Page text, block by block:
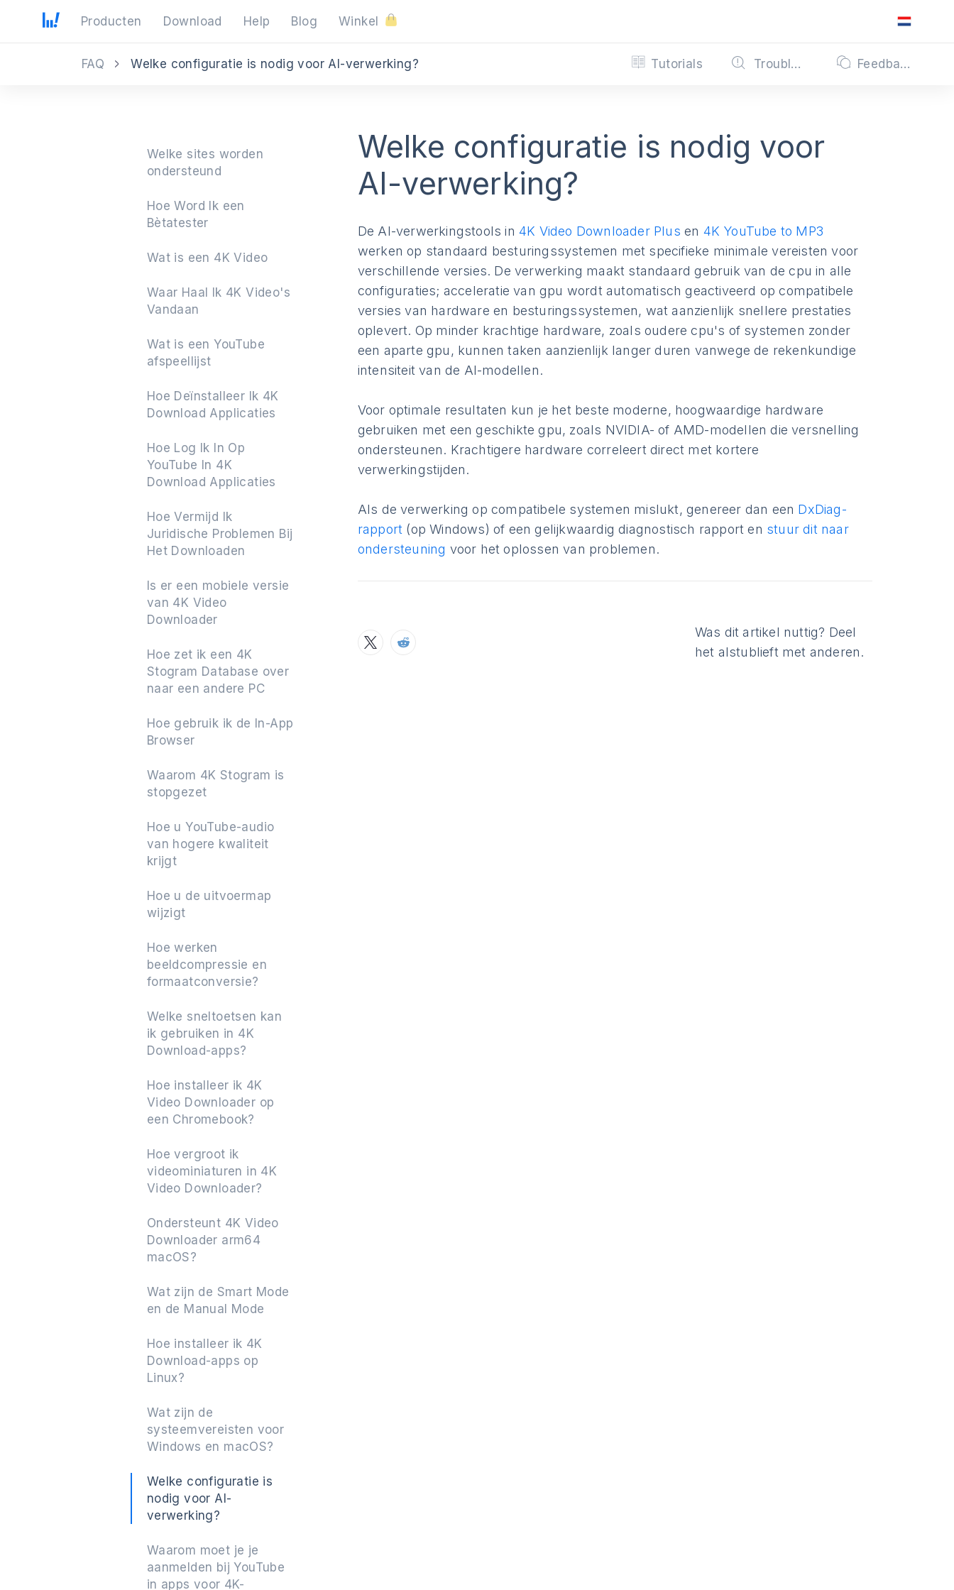
Producten Download Help Blog Winkel
Volgende
FAQ Welke configuratie is nodig voor AI-verwerking? Tutorials Troubleshooting Feedback
Welke sites worden
ondersteund
Hoe Word Ik een
Bètatester
Wat is een 4K Video
Waar Haal Ik 4K Video's
Vandaan
Wat is een YouTube
afspeellijst
Hoe Deïnstalleer Ik 4K
Download Applicaties
Hoe Log Ik In Op
YouTube In 4K
Download Applicaties
Hoe Vermijd Ik
Juridische Problemen Bij
Het Downloaden
Is er een mobiele versie
van 4K Video
Downloader
Hoe zet ik een 4K
Stogram Database over
naar een andere PC
Hoe gebruik ik de In-App
Browser
Waarom 4K Stogram is
stopgezet
Hoe u YouTube-audio
van hogere kwaliteit
krijgt
Hoe u de uitvoermap
wijzigt
Hoe werken
beeldcompressie en
formaatconversie?
Welke sneltoetsen kan
ik gebruiken in 4K
Download-apps?
Hoe installeer ik 4K
Video Downloader op
een Chromebook?
Hoe vergroot ik
videominiaturen in 4K
Video Downloader?
Ondersteunt 4K Video
Downloader arm64
macOS?
Wat zijn de Smart Mode
en de Manual Mode
Hoe installeer ik 4K
Download-apps op
Linux?
Wat zijn de
systeemvereisten voor
Windows en macOS?
Welke configuratie is
nodig voor AI-
verwerking?
Waarom moet je je
aanmelden bij YouTube
in apps voor 4K-
Welke configuratie is nodig voor
AI-verwerking?
De AI-verwerkingstools in4K Video Downloader Plus en 4K YouTube to MP3
werken op standaard besturingssystemen met specifieke minimale vereisten voor
verschillende versies. De verwerking maakt standaard gebruik van de cpu in alle
configuraties; acceleratie van gpu wordt automatisch geactiveerd op compatibele
versies van hardware en besturingssystemen, wat aanzienlijk snellere prestaties
oplevert. Op minder krachtige hardware, zoals oudere cpu's of systemen zonder
een aparte gpu, kunnen taken aanzienlijk langer duren vanwege de rekenkundige
intensiteit van de AI-modellen.
Voor optimale resultaten kun je het beste moderne, hoogwaardige hardware
gebruiken met een geschikte gpu, zoals NVIDIA- of AMD-modellen die versnelling
ondersteunen. Krachtigere hardware correleert direct met kortere
verwerkingstijden.
Als de verwerking op compatibele systemen mislukt, genereer dan een DxDiag-
rapport (op Windows) of een gelijkwaardig diagnostisch rapport en stuur dit naar
ondersteuning voor het oplossen van problemen.
Was dit artikel nuttig? Deel
het alstublieft met anderen.